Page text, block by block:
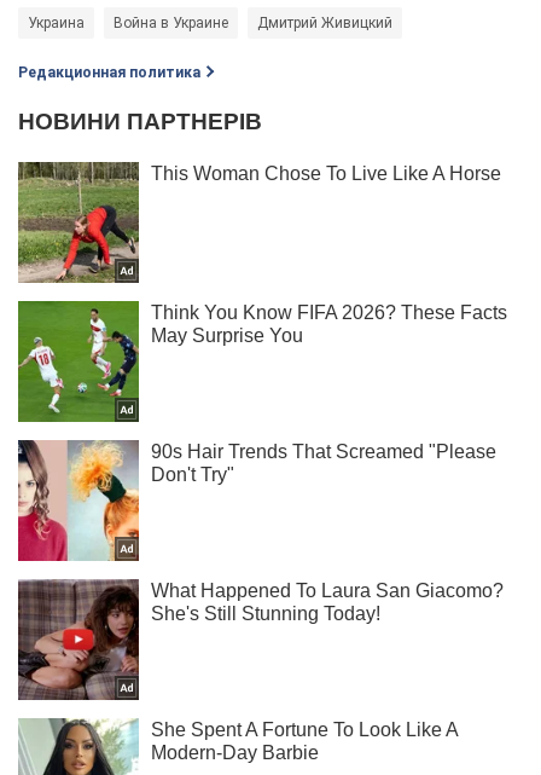
Украина Война в Украине Дмитрий Живицкий
Редакционная политика